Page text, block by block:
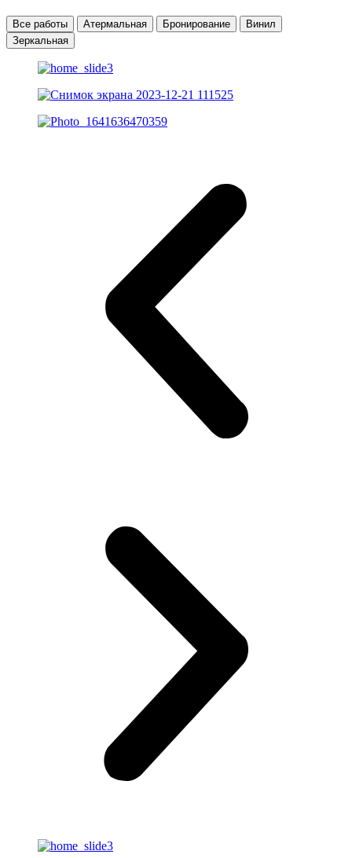
Все работы Атермальная Бронирование
Винил
Зеркальная